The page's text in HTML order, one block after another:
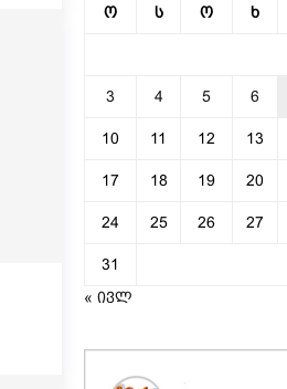
ო ს ო ხ
3 4 5 6
10 11 12 13
17 18 19 20
24 25 26 27
31
« ივლ